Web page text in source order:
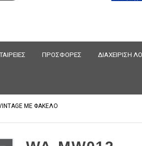
ΠΡΟΣΦΟΡΕΣ ΔΙΑΧΕΙΡΙΣΗ
ΜΕ ΦΑΚΕΛΟ